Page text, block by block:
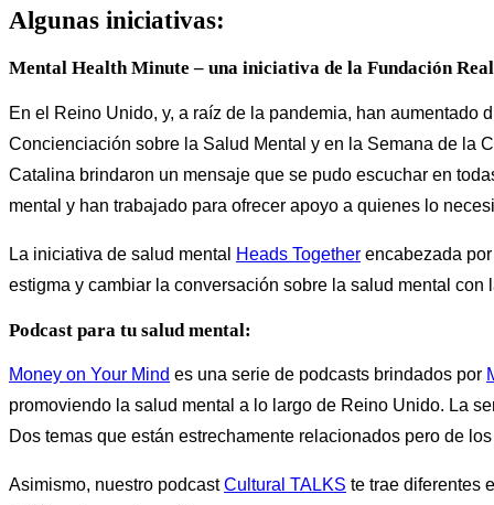
Algunas iniciativas:
Mental Health Minute – una iniciativa de la Fundación Real
En el Reino Unido, y, a raíz de la pandemia, han
Concienciación sobre la Salud Mental y en la Semana de la
Catalina brindaron un mensaje que se pudo escuchar en
mental y han trabajado para ofrecer apoyo a quienes lo
La iniciativa de salud mental Heads Together encabezada
estigma y cambiar la conversación sobre la salud mental
Podcast para tu salud mental:
Money on Your Mind es una serie de podcasts brindados por
promoviendo la salud mental a lo largo de Reino Unido. La
Dos temas que están estrechamente relacionados pero de
Asimismo, nuestro podcastCultural TALKS te trae diferentes